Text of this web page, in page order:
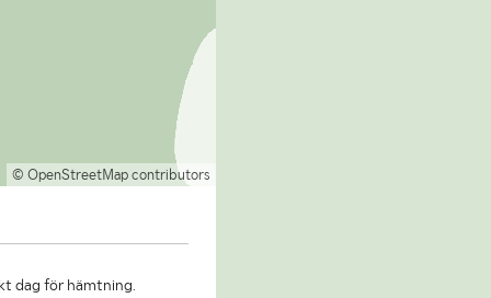
© OpenStreetMap contributors
dag för hämtning.